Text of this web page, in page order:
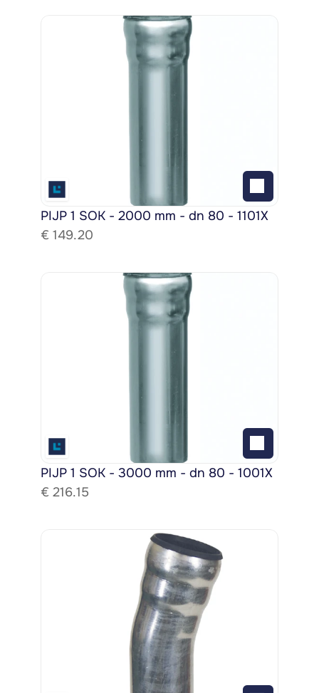
PIJP 1 SOK - 2000 mm - dn 80 - 1101X
€ 149.20
PIJP 1 SOK - 3000 mm - dn 80 - 1001X
€ 216.15